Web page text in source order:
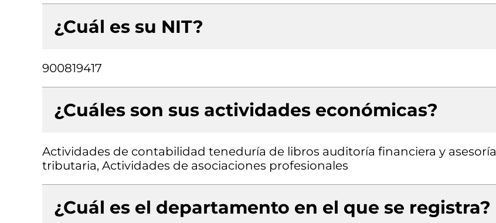
¿Cuál es su NIT?
900819417
¿Cuáles son sus actividades económicas?
Actividades de contabilidad teneduría de libros auditoría financiera y asesoría
tributaria, Actividades de asociaciones profesionales
¿Cuál es el departamento en el que se registra?